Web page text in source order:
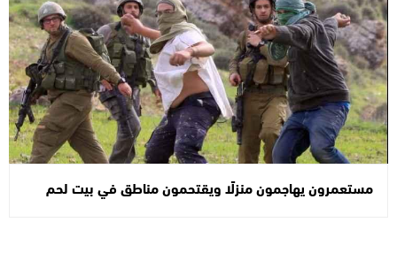
مستعمرون يهاجمون منزلًا ويقتحمون مناطق في بيت لحم